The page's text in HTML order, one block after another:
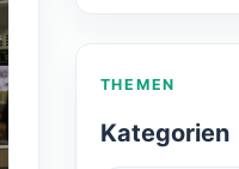
THEMEN
Kategorien